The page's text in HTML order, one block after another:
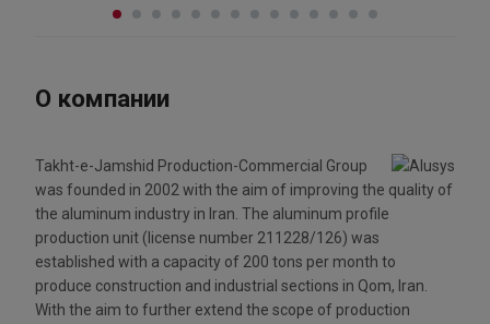
О компании
Takht-e-Jamshid Production-Commercial Group
was founded in 2002 with the aim of improving the quality of
the aluminum industry in Iran. The aluminum profile
production unit (license number 211228/126) was
established with a capacity of 200 tons per month to
produce construction and industrial sections in Qom, Iran.
With the aim to further extend the scope of production